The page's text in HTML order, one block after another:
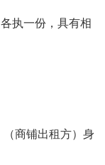
执一份，具有相
商铺出租方）身